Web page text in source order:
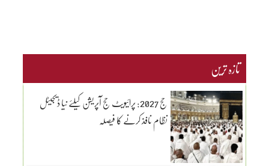
تازہ ترین
حج 2027: پرائیویٹ حج آپریشن کیلئے نیا ڈیجیٹل
نظام نافذ کرنے کا فیصلہ